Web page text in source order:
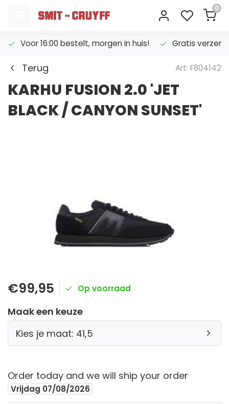
0
Voor 16:00 bestelt, morgen in huis! Gratis
Terug Art: F804142
KARHU FUSION 2.0 'JET
BLACK / CANYON SUNSET'
€99,95 Op voorraad
Maak een keuze
Kies je maat: 41,5
Order today and we will ship your order
Vrijdag 07/08/2026